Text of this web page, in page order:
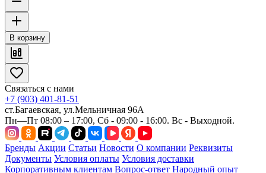
В корзину
Связаться с нами
+7 (903) 401-81-51
ст.Багаевская, ул.Мельничная 96А
Пн—Пт 08:00 – 17:00, Сб - 09:00 - 16:00. Вс - Выходной.
Бренды Акции Статьи Новости О компании Реквизиты
Документы Условия оплаты Условия доставки
Корпоративным клиентам Вопрос-ответ Народный опыт